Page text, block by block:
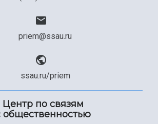
priem@ssau.ru
ssau.ru/priem
Центр по связям
общественностью